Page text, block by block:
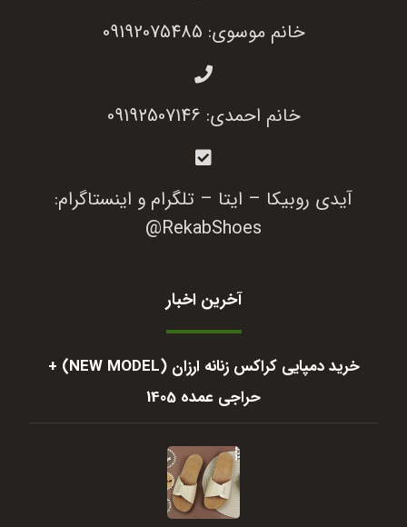
خانم موسوی: 09192075485
خانم احمدی: 09192507146
آیدی روبیکا – ایتا – تلگرام و اینستاگرام:
RekabShoes@
آخرین اخبار
خرید دمپایی کراکس زنانه ارزان (NEW MODEL) +
حراجی عمده 1405